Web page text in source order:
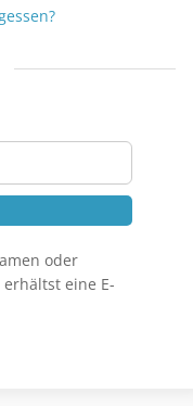
oder
eine E-